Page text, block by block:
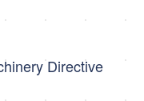
Directive